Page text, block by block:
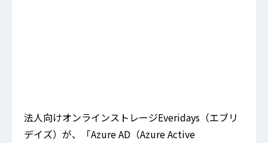
法人向けオンラインストレージEveridays（エブリ
デイズ）が、「Azure AD（Azure Active